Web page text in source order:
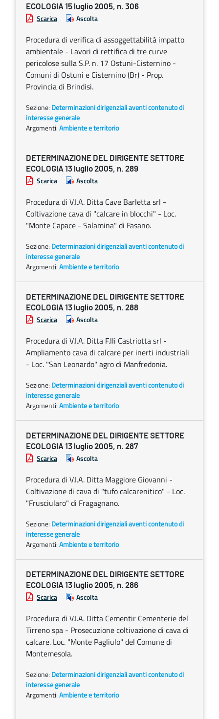
ECOLOGIA 15 luglio 2005, n. 306
Scarica Ascolta
Procedura di verifica di assoggettabilità impatto
ambientale - Lavori di rettifica di tre curve
pericolose sulla S.P. n. 17 Ostuni-Cisternino -
Comuni di Ostuni e Cisternino (Br) - Prop.
Provincia di Brindisi.
Sezione: Determinazioni dirigenziali aventi contenuto di
interesse generale
Argomenti:Ambiente e territorio
DETERMINAZIONE DEL DIRIGENTE SETTORE
ECOLOGIA 13 luglio 2005, n. 289
Scarica Ascolta
Procedura di V.I.A. Ditta Cave Barletta srl -
Coltivazione cava di "calcare in blocchi" - Loc.
"Monte Capace - Salamina" di Fasano.
Sezione: Determinazioni dirigenziali aventi contenuto di
interesse generale
Argomenti:Ambiente e territorio
DETERMINAZIONE DEL DIRIGENTE SETTORE
ECOLOGIA 13 luglio 2005, n. 288
Scarica Ascolta
Procedura di V.I.A. Ditta F.lli Castriotta srl -
Ampliamento cava di calcare per inerti industriali
- Loc. "San Leonardo" agro di Manfredonia.
Sezione: Determinazioni dirigenziali aventi contenuto di
interesse generale
Argomenti:Ambiente e territorio
DETERMINAZIONE DEL DIRIGENTE SETTORE
ECOLOGIA 13 luglio 2005, n. 287
Scarica Ascolta
Procedura di V.I.A. Ditta Maggiore Giovanni -
Coltivazione di cava di "tufo calcarenitico" - Loc.
"Frusciularo" di Fragagnano.
Sezione: Determinazioni dirigenziali aventi contenuto di
interesse generale
Argomenti:Ambiente e territorio
DETERMINAZIONE DEL DIRIGENTE SETTORE
ECOLOGIA 13 luglio 2005, n. 286
Scarica Ascolta
Procedura di V.I.A. Ditta Cementir Cementerie del
Tirreno spa - Prosecuzione coltivazione di cava di
calcare. Loc. "Monte Pagliulo" del Comune di
Montemesola.
Sezione: Determinazioni dirigenziali aventi contenuto di
interesse generale
Argomenti:Ambiente e territorio